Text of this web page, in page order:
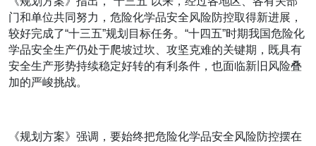
门和单位共同努力，危险化学品安全风险防控取得新进展，
较好完成了“十三五”规划目标任务。“十四五”时期我国危险化
学品安全生产仍处于爬坡过坎、攻坚克难的关键期，既具有
安全生产形势持续稳定好转的有利条件，也面临新旧风险叠
加的严峻挑战。
《规划方案》强调，要始终把危险化学品安全风险防控摆在